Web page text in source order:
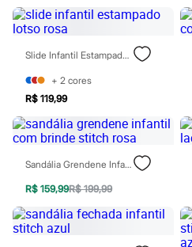
Yessica
Moda esportiva
Blusas
Calçados
Leggings
Shorts e Bermudas
Tops
Moda íntima
Calcinhas
Cintas e Modeladores
Meias
Pijamas
Moda praia
Biquínis
Slide Infantil Estampado Lotso Rosa
+ 2 cores
R$ 119,99
Sandália Grendene Infantil Com Brinde Stitch Rosa
R$ 159,99R$ 199,99